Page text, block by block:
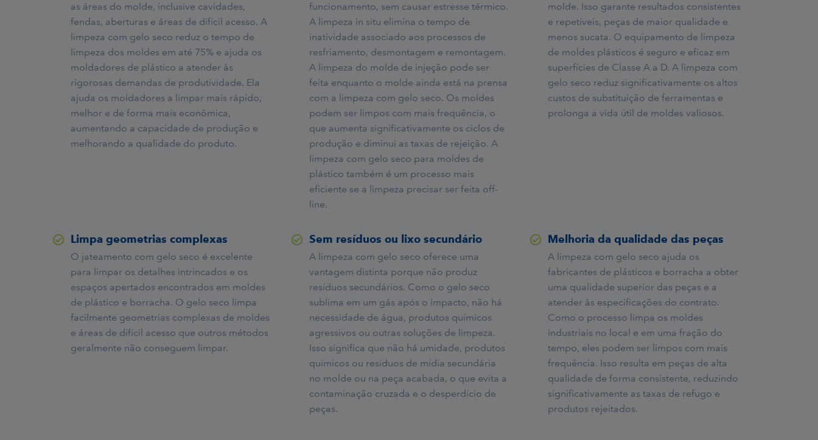
as áreas do molde, inclusive cavidades,
fendas, aberturas e áreas de difícil acesso. A
limpeza com gelo seco reduz o tempo de
limpeza dos moldes em até 75% e ajuda os
moldadores de plástico a atender às
rigorosas demandas de produtividade. Ela
ajuda os moldadores a limpar mais rápido,
melhor e de forma mais econômica,
aumentando a capacidade de produção e
melhorando a qualidade do produto.
funcionamento, sem causar estresse térmico.
A limpeza in situ elimina o tempo de
inatividade associado aos processos de
resfriamento, desmontagem e remontagem.
A limpeza do molde de injeção pode ser
feita enquanto o molde ainda está na prensa
com a limpeza com gelo seco. Os moldes
podem ser limpos com mais frequência, o
que aumenta significativamente os ciclos de
produção e diminui as taxas de rejeição. A
limpeza com gelo seco para moldes de
plástico também é um processo mais
eficiente se a limpeza precisar ser feita off-
line.
molde. Isso garante resultados consistentes
e repetíveis, peças de maior qualidade e
menos sucata. O equipamento de limpeza
de moldes plásticos é seguro e eficaz em
superfícies de Classe A a D. A limpeza com
gelo seco reduz significativamente os altos
custos de substituição de ferramentas e
prolonga a vida útil de moldes valiosos.
Limpa geometrias complexas
O jateamento com gelo seco é excelente
para limpar os detalhes intrincados e os
espaços apertados encontrados em moldes
de plástico e borracha. O gelo seco limpa
facilmente geometrias complexas de moldes
e áreas de difícil acesso que outros métodos
geralmente não conseguem limpar.
Sem resíduos ou lixo secundário
A limpeza com gelo seco oferece uma
vantagem distinta porque não produz
resíduos secundários. Como o gelo seco
sublima em um gás após o impacto, não há
necessidade de água, produtos químicos
agressivos ou outras soluções de limpeza.
Isso significa que não há umidade, produtos
químicos ou resíduos de mídia secundária
no molde ou na peça acabada, o que evita a
contaminação cruzada e o desperdício de
peças.
Melhoria da qualidade das peças
A limpeza com gelo seco ajuda os
fabricantes de plásticos e borracha a obter
uma qualidade superior das peças e a
atender às especificações do contrato.
Como o processo limpa os moldes
industriais no local e em uma fração do
tempo, eles podem ser limpos com mais
frequência. Isso resulta em peças de alta
qualidade de forma consistente, reduzindo
significativamente as taxas de refugo e
produtos rejeitados.